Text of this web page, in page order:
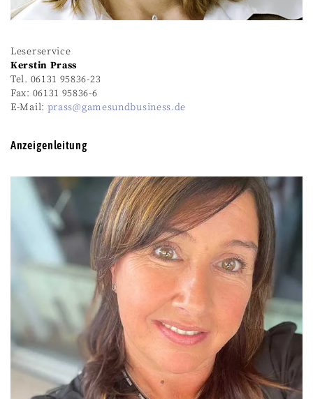
Leserservice
Kerstin Prass
Tel. 06131 95836-23
Fax: 06131 95836-6
E-Mail: prass@gamesundbusiness.de
Anzeigenleitung